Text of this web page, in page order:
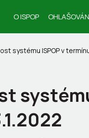
O ISPOP
systému ISPOP v termínu